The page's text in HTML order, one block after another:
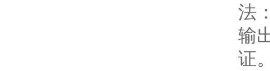
法
输
证